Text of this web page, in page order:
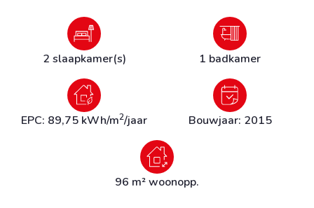
2 slaapkamer(s) 1 badkamer
EPC: 89,75 kWh/m2/jaar Bouwjaar: 2015
96 m² woonopp.